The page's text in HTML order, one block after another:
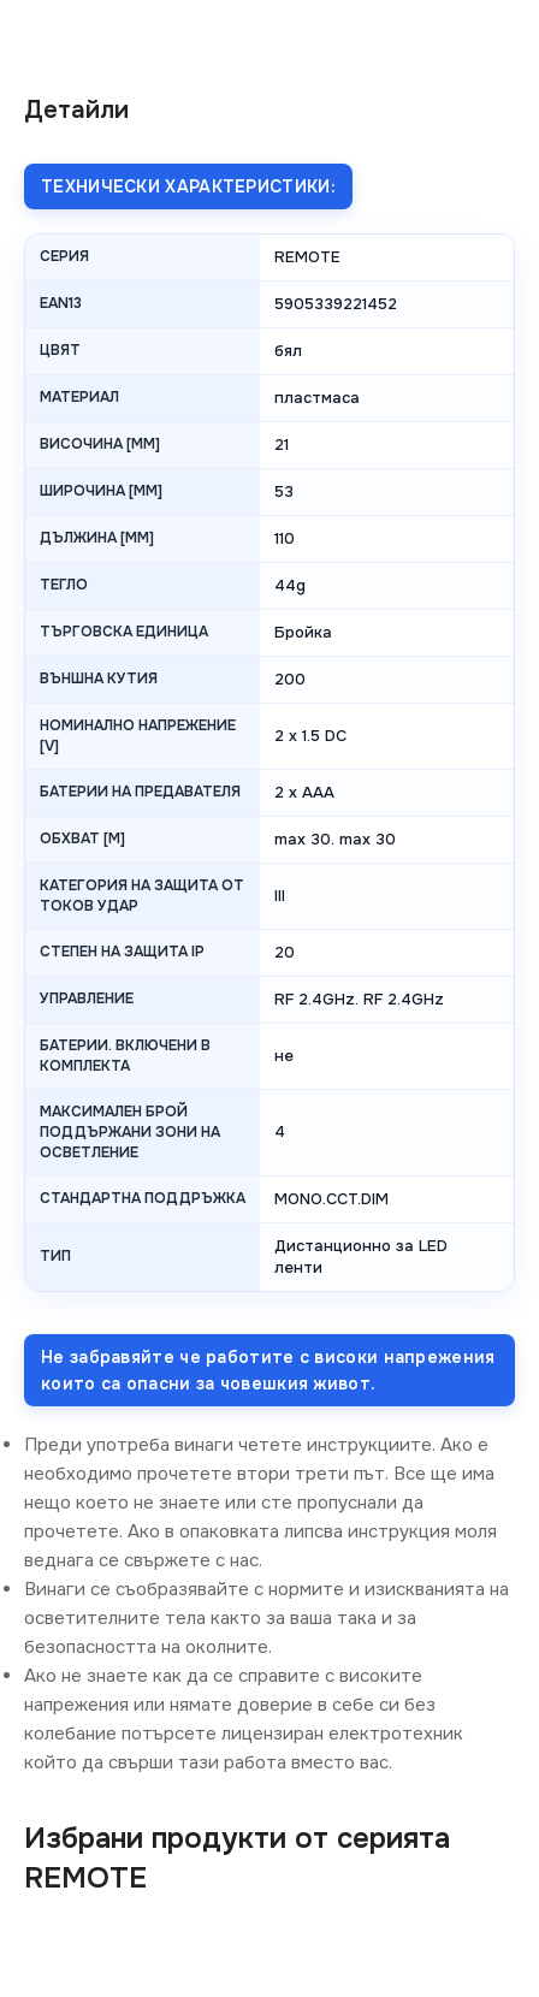
Детайли
ТЕХНИЧЕСКИ ХАРАКТЕРИСТИКИ:
СЕРИЯ REMOTE
EAN13 5905339221452
ЦВЯТ бял
МАТЕРИАЛ пластмаса
ВИСОЧИНА [MM] 21
ШИРОЧИНА [MM] 53
ДЪЛЖИНА [MM] 110
ТЕГЛО 44g
ТЪРГОВСКА ЕДИНИЦА Бройка
ВЪНШНА КУТИЯ 200
НОМИНАЛНО НАПРЕЖЕНИЕ
[V]
2 x 1.5 DC
БАТЕРИИ НА ПРЕДАВАТЕЛЯ 2 x AAA
ОБХВАТ [M] max 30. max 30
КАТЕГОРИЯ НА ЗАЩИТА ОТ
ТОКОВ УДАР
III
СТЕПЕН НА ЗАЩИТА IP 20
УПРАВЛЕНИЕ RF 2.4GHz. RF 2.4GHz
БАТЕРИИ. ВКЛЮЧЕНИ В
КОМПЛЕКТА
не
МАКСИМАЛЕН БРОЙ
ПОДДЪРЖАНИ ЗОНИ НА
ОСВЕТЛЕНИЕ
4
СТАНДАРТНА ПОДДРЪЖКА MONO.CCT.DIM
ТИП
Дистанционно за LED
ленти
Не забравяйте че работите с високи напрежения
които са опасни за човешкия живот.
Преди употреба винаги четете инструкциите. Ако е
необходимо прочетете втори трети път. Все ще има
нещо което не знаете или сте пропуснали да
прочетете. Ако в опаковката липсва инструкция моля
веднага се свържете с нас.
Винаги се съобразявайте с нормите и изискванията на
осветителните тела както за ваша така и за
безопасността на околните.
Ако не знаете как да се справите с високите
напрежения или нямате доверие в себе си без
колебание потърсете лицензиран електротехник
който да свърши тази работа вместо вас.
Избрани продукти от серията
REMOTE